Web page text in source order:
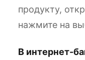
продукту,
нажмите на
В интернет-